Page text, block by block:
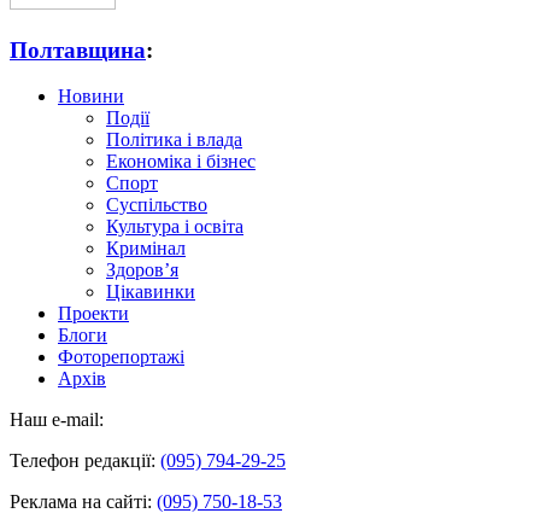
Полтавщина:
Новини
Події
Політика і влада
Економіка і бізнес
Спорт
Суспільство
Культура і освіта
Кримінал
Здоров’я
Цікавинки
Проекти
Блоги
Фоторепортажі
Архів
Наш e-mail:
Телефон редакції: (095) 794-29-25
Реклама на сайті: (095) 750-18-53